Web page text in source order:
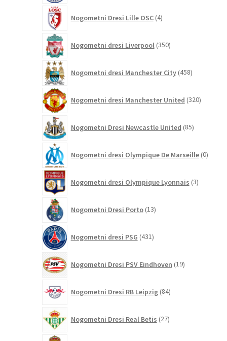
Nogometni Dresi Lille OSC 4izdelki
Nogometni dresi Liverpool 350izdelkov
Nogometni dresi Manchester City 458izdelkov
Nogometni dresi Manchester United 320izdelkov
Nogometni Dresi Newcastle United 85izdelkov
Nogometni dresi Olympique De Marseille 0
Nogometni dresi Olympique Lyonnais 3izdelki
Nogometni Dresi Porto 13izdelkov
Nogometni dresi PSG 431izdelkov
Nogometni Dresi PSV Eindhoven 19izdelkov
Nogometni Dresi RB Leipzig 84izdelkov
Nogometni Dresi Real Betis 27izdelkov